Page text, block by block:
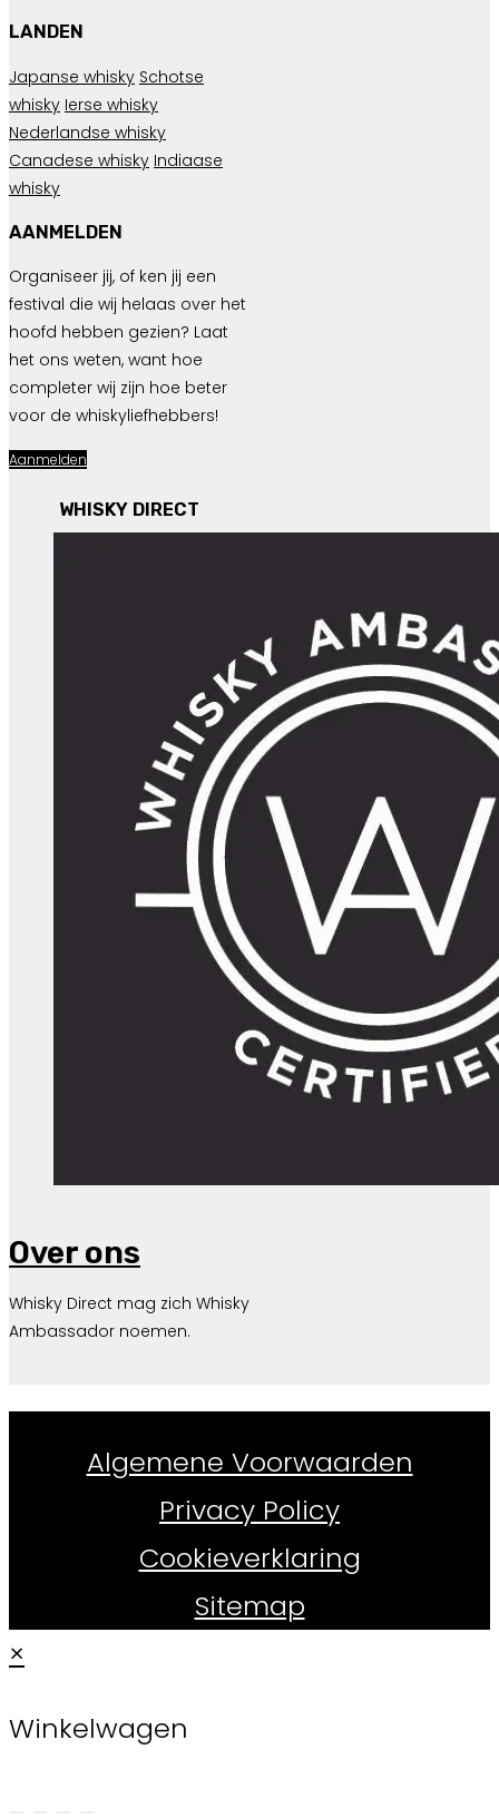
LANDEN
Japanse whisky Schotse
whisky Ierse whisky
Nederlandse whisky
Canadese whisky Indiaase
whisky
AANMELDEN
Organiseer jij, of ken jij een
festival die wij helaas over het
hoofd hebben gezien? Laat
het ons weten, want hoe
completer wij zijn hoe beter
voor de whiskyliefhebbers!
Aanmelden
WHISKY DIRECT
Over ons
Whisky Direct mag zich Whisky
Ambassador noemen.
Algemene Voorwaarden
Privacy Policy
Cookieverklaring
Sitemap
×
Winkelwagen